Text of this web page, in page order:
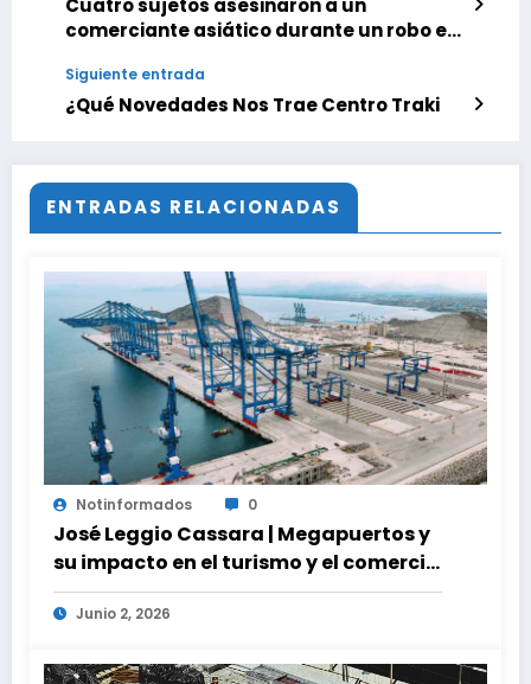
Cuatro sujetos asesinaron a un
comerciante asiático durante un robo en
Siguiente entrada
¿Qué Novedades Nos Trae Centro Traki
ENTRADAS RELACIONADAS
Notinformados 0
José Leggio Cassara | Megapuertos y
su impacto en el turismo y el comercio
global
Junio 2, 2026